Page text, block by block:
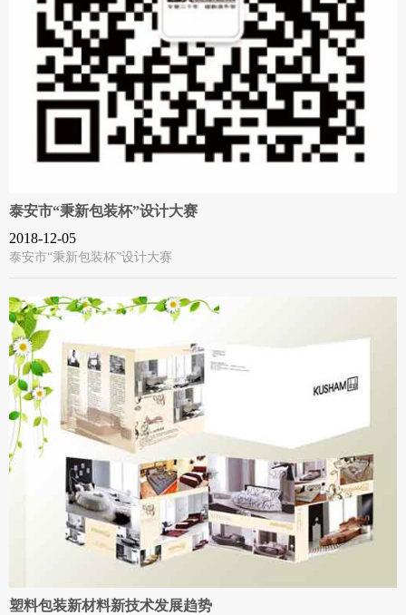
泰安市“秉新包装杯”设计大赛
2018-12-05
泰安市“秉新包装杯”设计大赛
塑料包装新材料新技术发展趋势